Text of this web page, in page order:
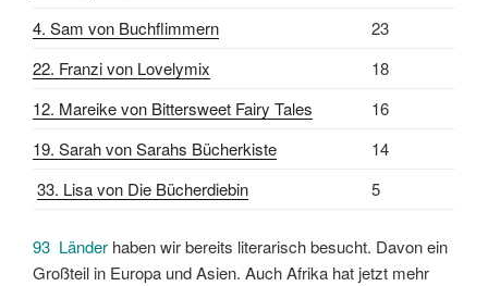
4. Sam von Buchflimmern
23
22. Franzi von Lovelymix
18
12. Mareike von Bittersweet Fairy Tales
16
19. Sarah von Sarahs Bücherkiste
14
33. Lisa von Die Bücherdiebin 5
93 Länder haben wir bereits literarisch besucht. Davon ein
Großteil in Europa und Asien. Auch Afrika hat jetzt mehr